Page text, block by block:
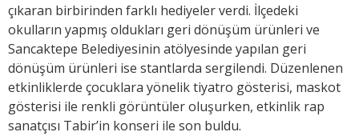
çıkaran birbirinden farklı hediyeler verdi. İlçedeki
okulların yapmış oldukları geri dönüşüm ürünleri ve
Sancaktepe Belediyesinin atölyesinde yapılan geri
dönüşüm ürünleri ise stantlarda sergilendi. Düzenlenen
etkinliklerde çocuklara yönelik tiyatro gösterisi, maskot
gösterisi ile renkli görüntüler oluşurken, etkinlik rap
sanatçısı Tabir’in konseri ile son buldu.